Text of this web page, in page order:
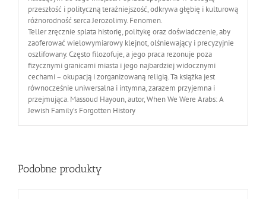
przeszłość i polityczną teraźniejszość, odkrywa głębię i kulturową
różnorodność serca Jerozolimy. Fenomen.
Teller zręcznie splata historię, politykę oraz doświadczenie, aby
zaoferować wielowymiarowy klejnot, olśniewający i precyzyjnie
oszlifowany. Często filozofuje, a jego praca rezonuje poza
fizycznymi granicami miasta i jego najbardziej widocznymi
cechami – okupacją i zorganizowaną religią. Ta książka jest
równocześnie uniwersalna i intymna, zarazem przyjemna i
przejmująca. Massoud Hayoun, autor, When We Were Arabs: A
Jewish Family’s Forgotten History
Podobne produkty